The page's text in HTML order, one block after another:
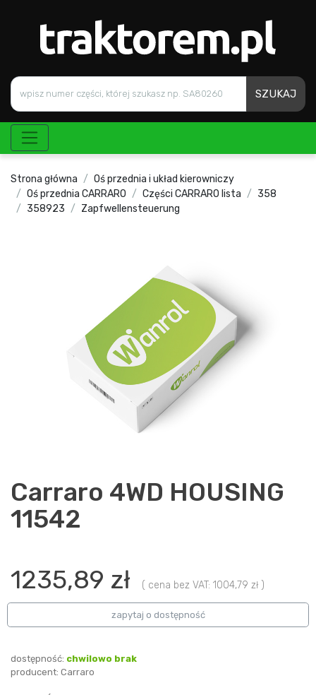
SZUKAJ
Strona główna
Oś przednia i układ kierowniczy
Oś przednia CARRARO
Części CARRARO lista
358
358923
Zapfwellensteuerung
Carraro 4WD HOUSING
11542
1235,89 zł
( cena bez VAT: 1004,79 zł )
zapytaj o dostępność
dostępność: chwilowo brak
producent: Carraro